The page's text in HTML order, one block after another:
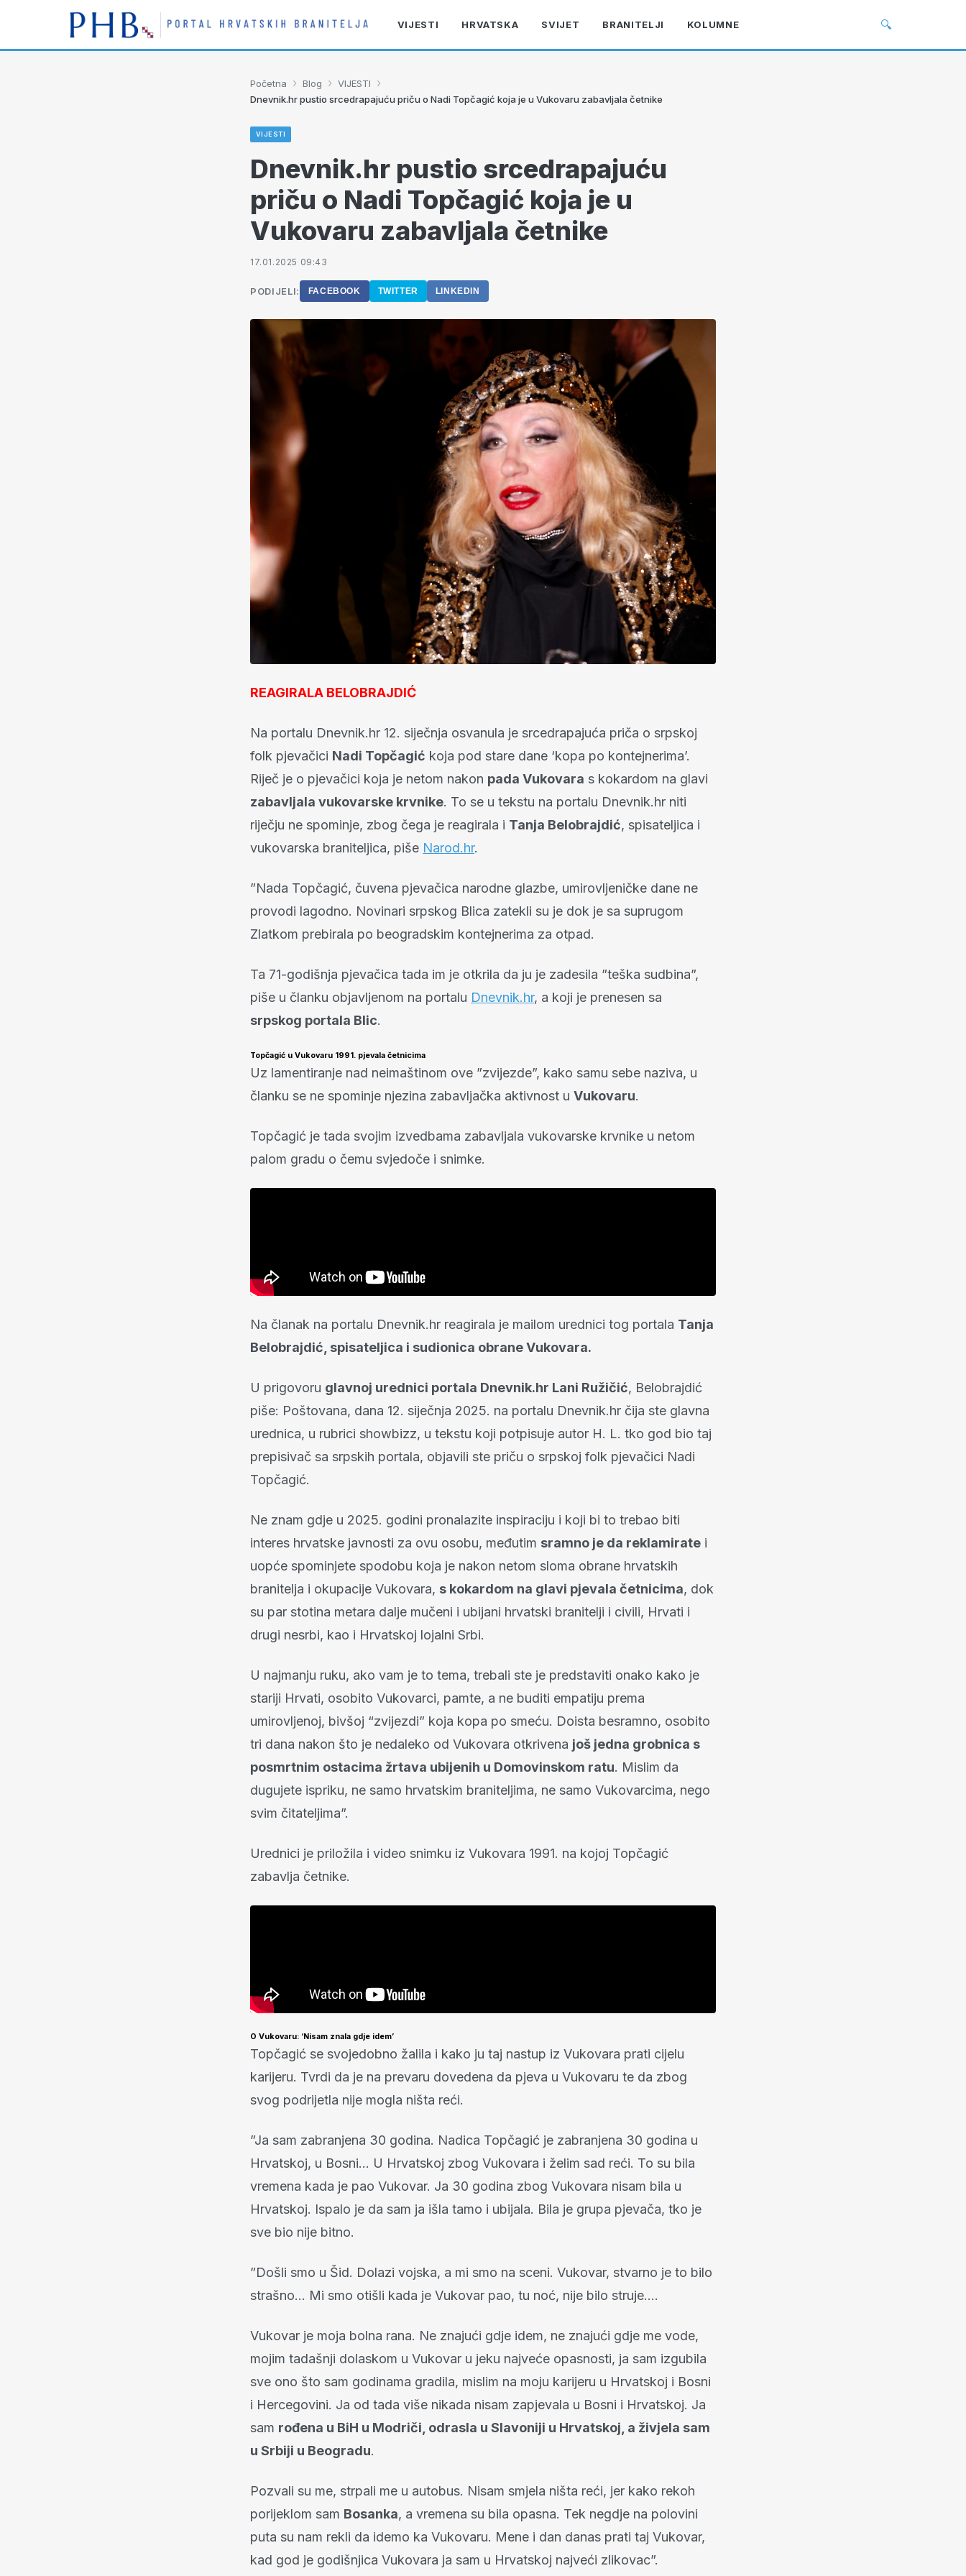
VIJESTI HRVATSKA SVIJET BRANITELJI KOLUMNE 🔍
Početna › Blog › VIJESTI ›
Dnevnik.hr pustio srcedrapajuću priču o Nadi Topčagić koja je u Vukovaru zabavljala četnike
VIJESTI
Dnevnik.hr pustio srcedrapajuću
priču o Nadi Topčagić koja je u
Vukovaru zabavljala četnike
17.01.2025 09:43
PODIJELI: FACEBOOK TWITTER LINKEDIN
REAGIRALA BELOBRAJDIĆ
Na portalu Dnevnik.hr 12. siječnja osvanula je srcedrapajuća priča o srpskoj
folk pjevačici Nadi Topčagić koja pod stare dane ‘kopa po kontejnerima’.
Riječ je o pjevačici koja je netom nakon pada Vukovara s kokardom na glavi
zabavljala vukovarske krvnike. To se u tekstu na portalu Dnevnik.hr niti
riječju ne spominje, zbog čega je reagirala i Tanja Belobrajdić, spisateljica i
vukovarska braniteljica, piše Narod.hr.
”Nada Topčagić, čuvena pjevačica narodne glazbe, umirovljeničke dane ne
provodi lagodno. Novinari srpskog Blica zatekli su je dok je sa suprugom
Zlatkom prebirala po beogradskim kontejnerima za otpad.
Ta 71-godišnja pjevačica tada im je otkrila da ju je zadesila ”teška sudbina”,
piše u članku objavljenom na portalu Dnevnik.hr, a koji je prenesen sa
srpskog portala Blic.
Topčagić u Vukovaru 1991. pjevala četnicima
Uz lamentiranje nad neimaštinom ove ”zvijezde”, kako samu sebe naziva, u
članku se ne spominje njezina zabavljačka aktivnost u Vukovaru.
Topčagić je tada svojim izvedbama zabavljala vukovarske krvnike u netom
palom gradu o čemu svjedoče i snimke.
Na članak na portalu Dnevnik.hr reagirala je mailom urednici tog portala Tanja
Belobrajdić, spisateljica i sudionica obrane Vukovara.
U prigovoru glavnoj urednici portala Dnevnik.hr Lani Ružičić, Belobrajdić
piše: Poštovana, dana 12. siječnja 2025. na portalu Dnevnik.hr čija ste glavna
urednica, u rubrici showbizz, u tekstu koji potpisuje autor H. L. tko god bio taj
prepisivač sa srpskih portala, objavili ste priču o srpskoj folk pjevačici Nadi
Topčagić.
Ne znam gdje u 2025. godini pronalazite inspiraciju i koji bi to trebao biti
interes hrvatske javnosti za ovu osobu, međutim sramno je da reklamirate i
uopće spominjete spodobu koja je nakon netom sloma obrane hrvatskih
branitelja i okupacije Vukovara, s kokardom na glavi pjevala četnicima, dok
su par stotina metara dalje mučeni i ubijani hrvatski branitelji i civili, Hrvati i
drugi nesrbi, kao i Hrvatskoj lojalni Srbi.
U najmanju ruku, ako vam je to tema, trebali ste je predstaviti onako kako je
stariji Hrvati, osobito Vukovarci, pamte, a ne buditi empatiju prema
umirovljenoj, bivšoj “zvijezdi” koja kopa po smeću. Doista besramno, osobito
tri dana nakon što je nedaleko od Vukovara otkrivena još jedna grobnica s
posmrtnim ostacima žrtava ubijenih u Domovinskom ratu. Mislim da
dugujete ispriku, ne samo hrvatskim braniteljima, ne samo Vukovarcima, nego
svim čitateljima”.
Urednici je priložila i video snimku iz Vukovara 1991. na kojoj Topčagić
zabavlja četnike.
O Vukovaru: ‘Nisam znala gdje idem’
Topčagić se svojedobno žalila i kako ju taj nastup iz Vukovara prati cijelu
karijeru. Tvrdi da je na prevaru dovedena da pjeva u Vukovaru te da zbog
svog podrijetla nije mogla ništa reći.
”Ja sam zabranjena 30 godina. Nadica Topčagić je zabranjena 30 godina u
Hrvatskoj, u Bosni… U Hrvatskoj zbog Vukovara i želim sad reći. To su bila
vremena kada je pao Vukovar. Ja 30 godina zbog Vukovara nisam bila u
Hrvatskoj. Ispalo je da sam ja išla tamo i ubijala. Bila je grupa pjevača, tko je
sve bio nije bitno.
”Došli smo u Šid. Dolazi vojska, a mi smo na sceni. Vukovar, stvarno je to bilo
strašno… Mi smo otišli kada je Vukovar pao, tu noć, nije bilo struje….
Vukovar je moja bolna rana. Ne znajući gdje idem, ne znajući gdje me vode,
mojim tadašnji dolaskom u Vukovar u jeku najveće opasnosti, ja sam izgubila
sve ono što sam godinama gradila, mislim na moju karijeru u Hrvatskoj i Bosni
i Hercegovini. Ja od tada više nikada nisam zapjevala u Bosni i Hrvatskoj. Ja
sam rođena u BiH u Modriči, odrasla u Slavoniji u Hrvatskoj, a živjela sam
u Srbiji u Beogradu.
Pozvali su me, strpali me u autobus. Nisam smjela ništa reći, jer kako rekoh
porijeklom sam Bosanka, a vremena su bila opasna. Tek negdje na polovini
puta su nam rekli da idemo ka Vukovaru. Mene i dan danas prati taj Vukovar,
kad god je godišnjica Vukovara ja sam u Hrvatskoj najveći zlikovac”.